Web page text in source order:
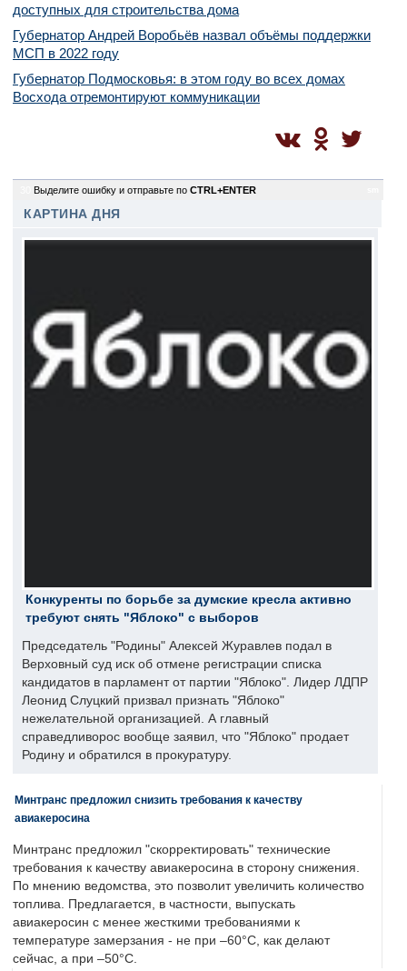
доступных для строительства дома
Губернатор Андрей Воробьёв назвал объёмы поддержки
МСП в 2022 году
Губернатор Подмосковья: в этом году во всех домах
Восхода отремонтируют коммуникации
Выделите ошибку и отправьте по CTRL+ENTER
КАРТИНА ДНЯ
Конкуренты по борьбе за думские кресла активно
требуют снять "Яблоко" с выборов
Председатель "Родины" Алексей Журавлев подал в
Верховный суд иск об отмене регистрации списка
кандидатов в парламент от партии "Яблоко". Лидер ЛДПР
Леонид Слуцкий призвал признать "Яблоко"
нежелательной организацией. А главный
справедливорос вообще заявил, что "Яблоко" продает
Родину и обратился в прокуратуру.
Минтранс предложил снизить требования к качеству
авиакеросина
Минтранс предложил "скорректировать" технические
требования к качеству авиакеросина в сторону снижения.
По мнению ведомства, это позволит увеличить количество
топлива. Предлагается, в частности, выпускать
авиакеросин с менее жесткими требованиями к
температуре замерзания - не при –60°C, как делают
сейчас, а при –50°C.